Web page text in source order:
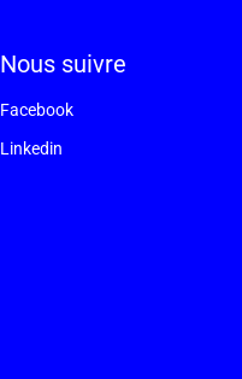
Nous suivre
Facebook
Linkedin